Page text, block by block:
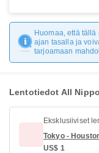
Huomaa, että
ajan tasalla ja
tarjoamaan
Lentotiedot All
Eksklusiiviset
Tokyo -
US$ 1